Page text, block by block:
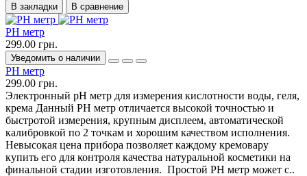
В закладки
В сравнение
РН метр
299.00 грн.
Уведомить о наличии
РН метр
299.00 грн.
Электронный рН метр для измерения кислотности воды, геля,
крема Данный РН метр отличается высокой точностью и
быстротой измерения, крупным дисплеем, автоматической
калибровкой по 2 точкам и хорошим качеством исполнения.
Невысокая цена прибора позволяет каждому кремовару
купить его для контроля качества натуральной косметики на
финальной стадии изготовления. Простой РН метр может с..